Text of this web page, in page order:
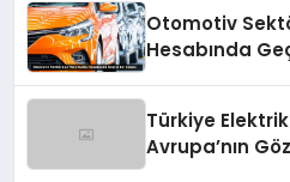
Otomotiv
Hesabında
Türkiye
Avrupa’nın